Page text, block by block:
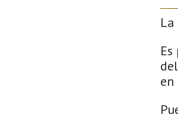
en